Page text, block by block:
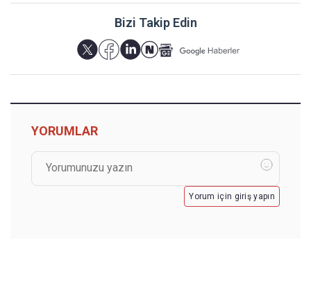
Bizi Takip Edin
YORUMLAR
Yorum için giriş yapın